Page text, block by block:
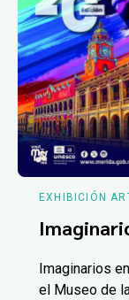
EXHIBICIÓN
Imaginarios
el Museo de